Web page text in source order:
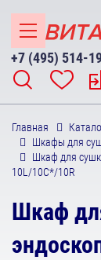
+7 (495) 514-
Главная
Шкафы для
Шкаф для
10L/10C*/10R
Шкаф